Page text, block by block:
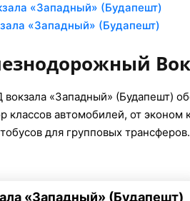
«Западный» (Будапешт)
«Западный» (Будапешт)
«Западный» (Будапешт)
классов автомобилей, от
для групповых трансферов.
«Западный» (Будапешт)